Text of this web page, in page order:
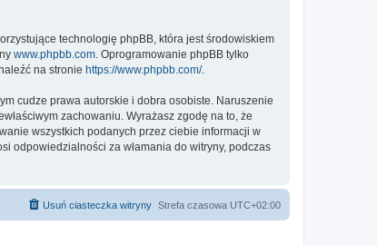
technologię phpBB, która jest środowiskiem
www.phpbb.com . Oprogramowanie phpBB tylko
na stronie https://www.phpbb.com/.
cudze prawa autorskie i dobra osobiste. Naruszenie
zachowaniu. Wyrażasz zgodę na to, że
wszystkich podanych przez ciebie informacji w
odpowiedzialności za włamania do witryny, podczas
Strefa czasowa UTC+02:00
Usuń ciasteczka witryny